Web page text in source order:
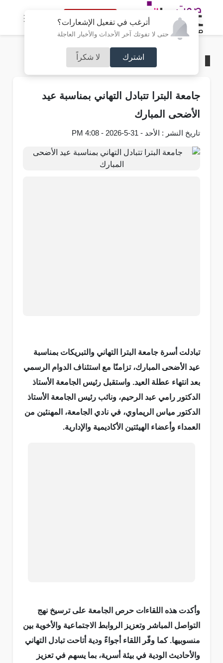
أترغب في تفعيل الإشعارات؟
حتى لا تفوتك آخر الأحداث والأخبار العاجلة
اشترك لا شكراً
النسخة الكاملة
جامعات
جامعة البترا تتبادل التهاني بمناسبة عيد
الأضحى المبارك
تاريخ النشر : الأحد - 31-5-2026 - 4:08 PM
تبادلت أسرة جامعة البترا التهاني والتبريكات بمناسبة
عيد الأضحى المبارك، تزامنًا مع استئناف الدوام الرسمي
بعد انتهاء عطلة العيد. واستقبل رئيس الجامعة الأستاذ
الدكتور رامي عبد الرحيم، ونائب رئيس الجامعة الأستاذ
الدكتور مياس الريماوي، في نادي الجامعة، المهنئين من
العمداء وأعضاء الهيئتين الأكاديمية والإدارية.
وأكدت هذه اللقاءات حرص الجامعة على ترسيخ نهج
التواصل المباشر وتعزيز الروابط الاجتماعية والأخوية بين
منسوبيها. كما وفّر اللقاء أجواءً ودية أتاحت تبادل التهاني
والأحاديث الودية في بيئة أسرية، بما يسهم في تعزيز